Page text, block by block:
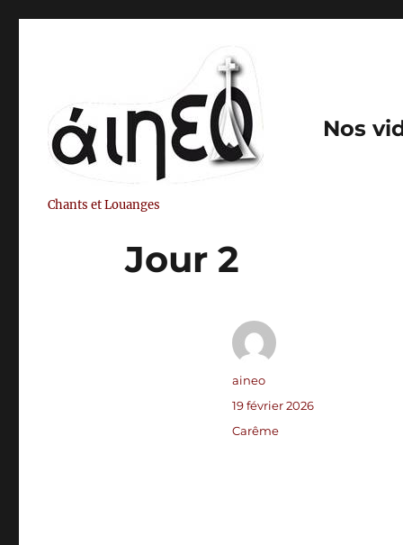
Chants et Louanges
Nos
Jour 2
Auteur
aineo
Publié
le
19 février 2026
Catégories
Carême